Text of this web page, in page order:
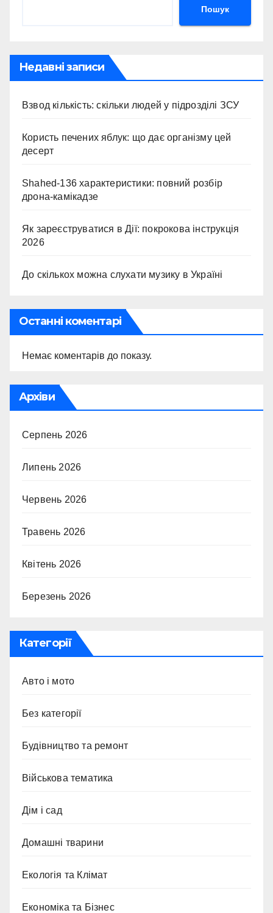
Пошук
Недавні записи
Взвод кількість: скільки людей у підрозділі ЗСУ
Користь печених яблук: що дає організму цей
десерт
Shahed-136 характеристики: повний розбір
дрона-камікадзе
Як зареєструватися в Дії: покрокова інструкція
2026
До скількох можна слухати музику в Україні
Останні коментарі
Немає коментарів до показу.
Архіви
Серпень 2026
Липень 2026
Червень 2026
Травень 2026
Квітень 2026
Березень 2026
Категорії
Авто і мото
Без категорії
Будівництво та ремонт
Військова тематика
Дім і сад
Домашні тварини
Екологія та Клімат
Економіка та Бізнес